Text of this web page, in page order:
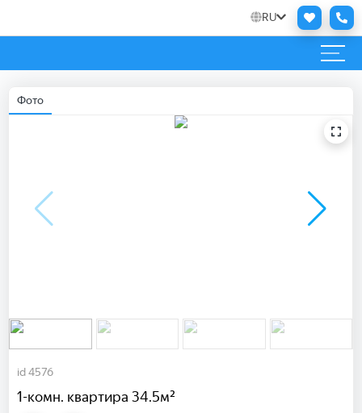
RU
Фото
id 4576
1-комн. квартира 34.5м²